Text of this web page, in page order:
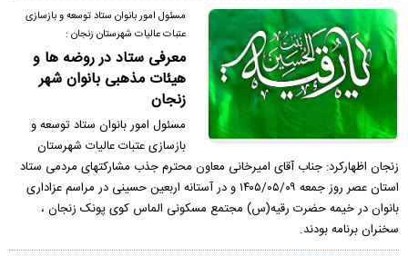
مسئول امور بانوان ستاد توسعه و بازسازی
عتبات عالیات شهرستان زنجان :
معرفی ستاد در روضه ها و
هیئات مذهبی بانوان شهر
زنجان
مسئول امور بانوان ستاد توسعه و
بازسازی عتبات عالیات شهرستان
زنجان اظهارکرد: جناب آقای امیرخانی معاون محترم جذب مشارکتهای مردمی ستاد
استان عصر روز جمعه ۱۴۰۵/۰۵/۰۹ و در آستانه اربعین حسینی در مراسم عزاداری
بانوان در خیمه حضرت رقیه(س) مجتمع مسکونی الماس کوی پونک زنجان ،
سخنران برنامه بودند.